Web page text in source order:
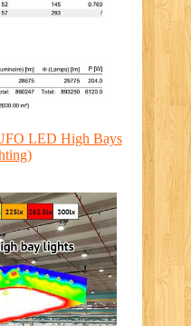
LED High Bays